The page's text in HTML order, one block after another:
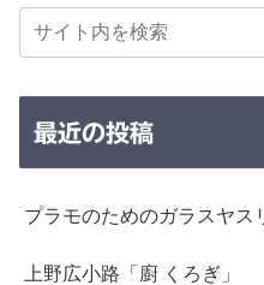
最近の投稿
プラモのためのガラスヤス
上野広小路「廚 くろぎ」